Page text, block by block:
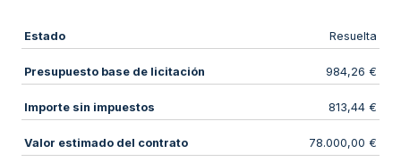
Estado Resuelta
Presupuesto base de licitación 984,26 €
Importe sin impuestos 813,44 €
Valor estimado del contrato 78.000,00 €